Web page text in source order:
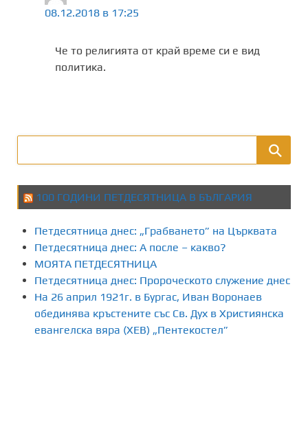
08.12.2018 в 17:25
Че то религията от край време си е вид
политика.
100 ГОДИНИ ПЕТДЕСЯТНИЦА В БЪЛГАРИЯ
Петдесятница днес: „Грабването” на Църквата
Петдесятница днес: А после – какво?
МОЯТА ПЕТДЕСЯТНИЦА
Петдесятница днес: Пророческото служение днес
На 26 април 1921г. в Бургас, Иван Воронаев
обединява кръстените със Св. Дух в Християнска
евангелска вяра (ХЕВ) „Пентекостел”